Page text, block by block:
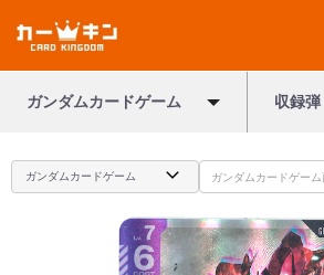
ガンダムカードゲーム 収録弾